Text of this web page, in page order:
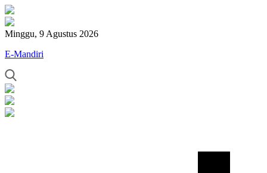
Minggu, 9 Agustus 2026
E-Mandiri